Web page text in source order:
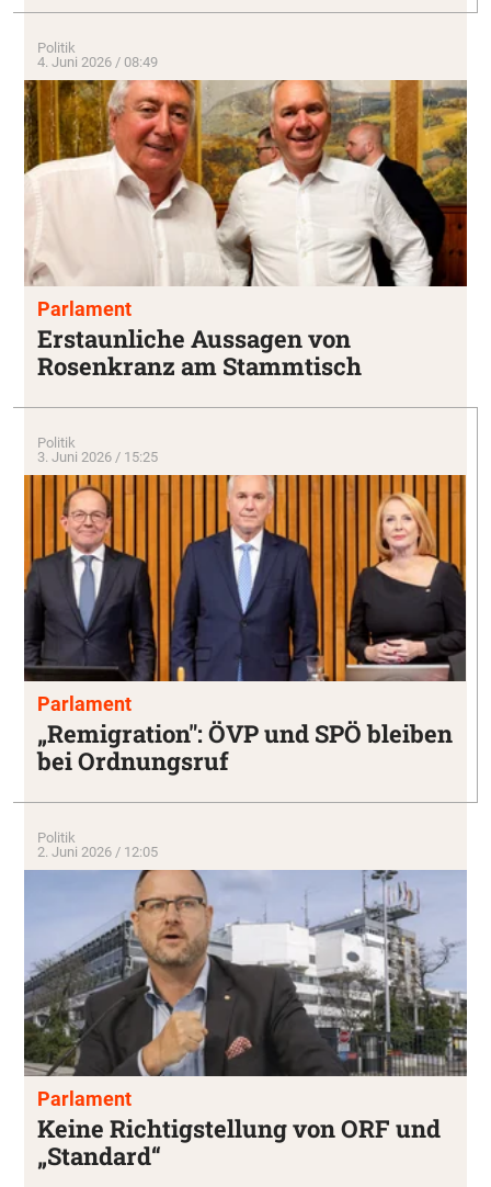
Politik
4. Juni 2026 / 08:49
Parlament
Erstaunliche Aussagen von
Rosenkranz am Stammtisch
Politik
3. Juni 2026 / 15:25
Parlament
„Remigration": ÖVP und SPÖ bleiben
bei Ordnungsruf
Politik
2. Juni 2026 / 12:05
Parlament
Keine Richtigstellung von ORF und
„Standard“